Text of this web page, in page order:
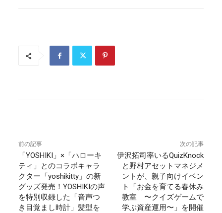
前の記事
「YOSHIKI」×「ハローキ
ティ」とのコラボキャラ
クター「yoshikitty」の新
グッズ発売！YOSHIKIの声
を特別収録した「音声つ
き目覚まし時計」髪型を
次の記事
伊沢拓司率いるQuizKnock
と野村アセットマネジメ
ントが、親子向けイベン
ト「お金を育てる春休み
教室 〜クイズゲームで
学ぶ資産運用〜」を開催